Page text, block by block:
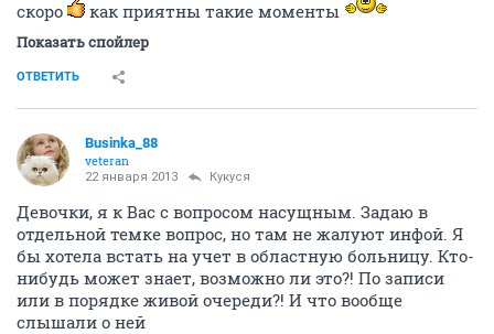
скоро как приятны такие моменты
Показать спойлер
ОТВЕТИТЬ
Businka_88
veteran
22 января 2013 Кукуся
Девочки, я к Вас с вопросом насущным. Задаю в
отдельной темке вопрос, но там не жалуют инфой. Я
бы хотела встать на учет в областную больницу. Кто-
нибудь может знает, возможно ли это?! По записи
или в порядке живой очереди?! И что вообще
слышали о ней